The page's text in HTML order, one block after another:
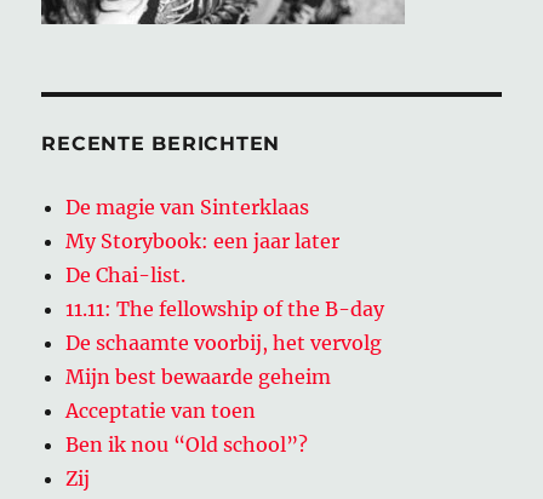
RECENTE BERICHTEN
De magie van Sinterklaas
My Storybook: een jaar later
De Chai-list.
11.11: The fellowship of the B-day
De schaamte voorbij, het vervolg
Mijn best bewaarde geheim
Acceptatie van toen
Ben ik nou “Old school”?
Zij